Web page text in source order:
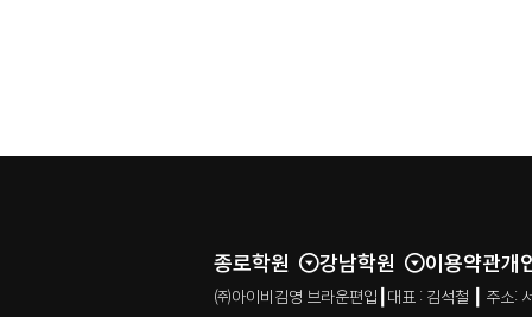
종로학원 강남학원 이용약관개
㈜아이비김영 브라운편입┃대표 : 김석철 ┃ 주